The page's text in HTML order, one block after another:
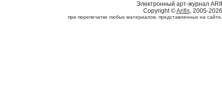
Электронный арт-журнал
Copyright ©Arifis, 2005-2026
при перепечатке любых материалов, представленных на